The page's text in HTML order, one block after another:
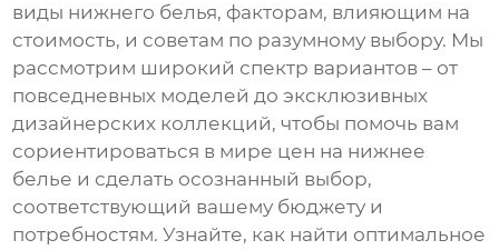
виды нижнего белья, факторам, влияющим на
стоимость, и советам по разумному выбору. Мы
рассмотрим широкий спектр вариантов – от
повседневных моделей до эксклюзивных
дизайнерских коллекций, чтобы помочь вам
сориентироваться в мире цен на нижнее
белье и сделать осознанный выбор,
соответствующий вашему бюджету и
потребностям. Узнайте, как найти оптимальное